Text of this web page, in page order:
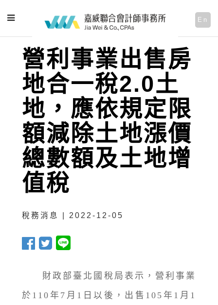
En
營利事業出售房
地合一稅2.0土
地，應依規定限
額減除土地漲價
總數額及土地增
值稅
稅務消息 | 2022-12-05
財政部臺北國稅局表示，營利事業
於110年7月1日以後，出售105年1月1